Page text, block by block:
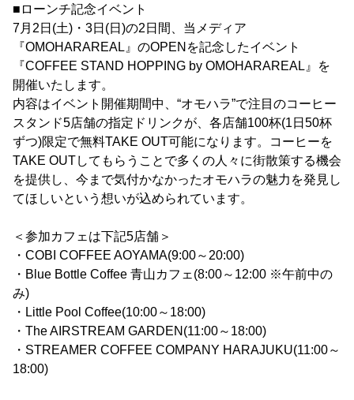
■ローンチ記念イベント
7月2日(土)・3日(日)の2日間、当メディア
『OMOHARAREAL』のOPENを記念したイベント
『COFFEE STAND HOPPING by OMOHARAREAL』を
開催いたします。
内容はイベント開催期間中、“オモハラ”で注目のコーヒー
スタンド5店舗の指定ドリンクが、各店舗100杯(1日50杯
ずつ)限定で無料TAKE OUT可能になります。コーヒーを
TAKE OUTしてもらうことで多くの人々に街散策する機会
を提供し、今まで気付かなかったオモハラの魅力を発見し
てほしいという想いが込められています。
＜参加カフェは下記5店舗＞
・COBI COFFEE AOYAMA(9:00～20:00)
・Blue Bottle Coffee 青山カフェ(8:00～12:00 ※午前中の
み)
・Little Pool Coffee(10:00～18:00)
・The AIRSTREAM GARDEN(11:00～18:00)
・STREAMER COFFEE COMPANY HARAJUKU(11:00～
18:00)